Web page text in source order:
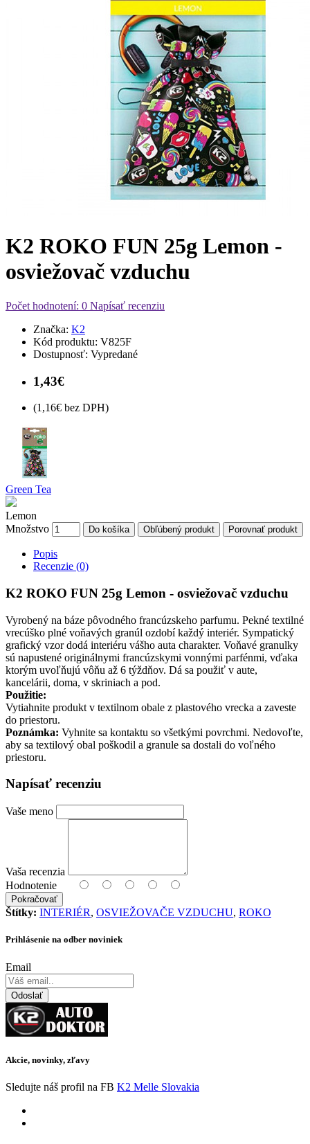
K2 ROKO FUN 25g Lemon -
osviežovač vzduchu
Počet hodnotení: 0 Napísať recenziu
Značka: K2
Kód produktu: V825F
Dostupnosť: Vypredané
1,43€
(1,16€ bez DPH)
Green Tea
Lemon
Množstvo
Do košíka Obľúbený produkt Porovnať produkt
Popis
Recenzie (0)
K2 ROKO FUN 25g Lemon - osviežovač vzduchu
Vyrobený na báze pôvodného francúzskeho parfumu. Pekné textilné
vrecúško plné voňavých granúl ozdobí každý interiér. Sympatický
grafický vzor dodá interiéru vášho auta charakter. Voňavé granulky
sú napustené originálnymi francúzskymi vonnými parfénmi, vďaka
ktorým uvoľňujú vôňu až 6 týždňov. Dá sa použiť v aute,
kancelárii, doma, v skriniach a pod.
Použitie:
Vytiahnite produkt v textilnom obale z plastového vrecka a zaveste
do priestoru.
Poznámka: Vyhnite sa kontaktu so všetkými povrchmi. Nedovoľte,
aby sa textilový obal poškodil a granule sa dostali do voľného
priestoru.
Napísať recenziu
Vaše meno
Vaša recenzia
Hodnotenie
Pokračovať
Štítky: INTERIÉR, OSVIEŽOVAČE VZDUCHU, ROKO
Prihlásenie na odber noviniek
Email
Odoslať
Akcie, novinky, zľavy
Sledujte náš profil na FB K2 Melle Slovakia